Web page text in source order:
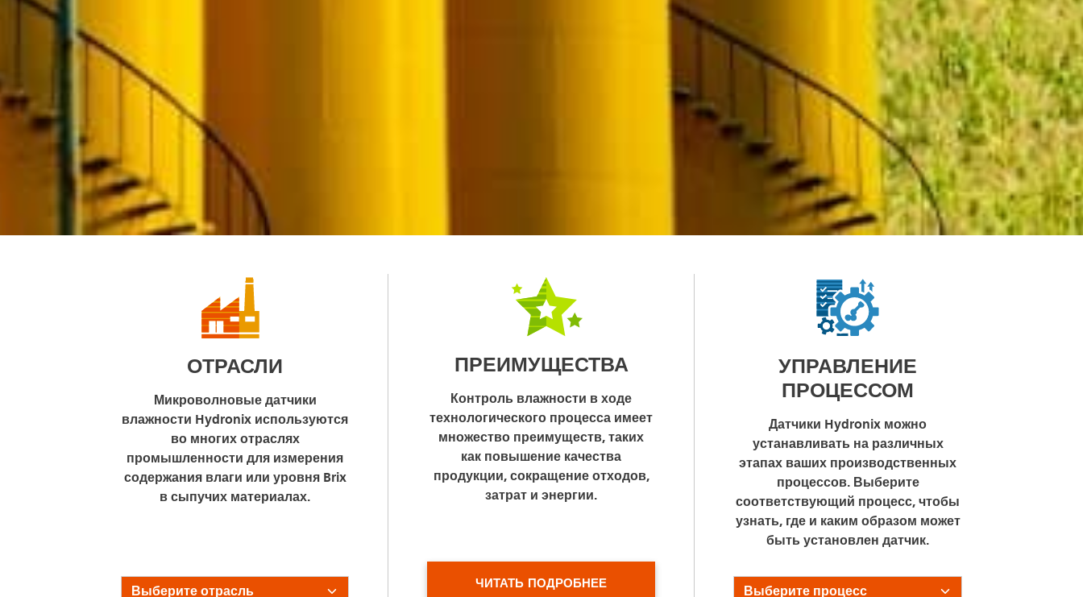
ОТРАСЛИ
Микроволновые датчики
влажности Hydronix используются
во многих отраслях
промышленности для измерения
содержания влаги или уровня Brix
в сыпучих материалах.
ПРЕИМУЩЕСТВА
Контроль влажности в ходе
технологического процесса имеет
множество преимуществ, таких
как повышение качества
продукции, сокращение отходов,
затрат и энергии.
ЧИТАТЬ ПОДРОБНЕЕ
УПРАВЛЕНИЕ
ПРОЦЕССОМ
Датчики Hydronix можно
устанавливать на различных
этапах ваших производственных
процессов. Выберите
соответствующий процесс, чтобы
узнать, где и каким образом может
быть установлен датчик.